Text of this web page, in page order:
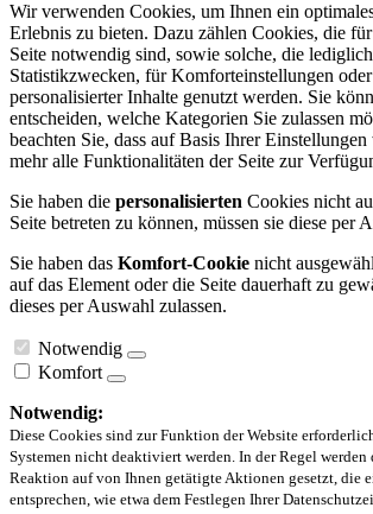
Wir verwenden Cookies, um Ihnen ein
Erlebnis zu bieten. Dazu zählen Cookies, die
Seite notwendig sind, sowie solche, die
Statistikzwecken, für Komforteinstellungen
personalisierter Inhalte genutzt werden. Sie
entscheiden, welche Kategorien Sie zulassen
beachten Sie, dass auf Basis Ihrer
mehr alle Funktionalitäten der Seite zur
Sie haben die personalisierten Cookies nicht
Seite betreten zu können, müssen sie diese per
Sie haben das Komfort-Cookie nicht
auf das Element oder die Seite dauerhaft zu
dieses per Auswahl zulassen.
Notwendig
Komfort
Notwendig:
Diese Cookies sind zur Funktion der Website
Systemen nicht deaktiviert werden. In der Regel werden
Reaktion auf von Ihnen getätigte Aktionen gesetzt, die
entsprechen, wie etwa dem Festlegen Ihrer